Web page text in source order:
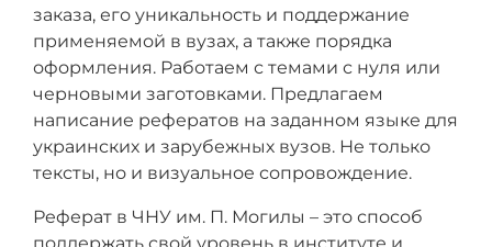
заказа, его уникальность и поддержание
применяемой в вузах, а также порядка
оформления. Работаем с темами с нуля или
черновыми заготовками. Предлагаем
написание рефератов на заданном языке для
украинских и зарубежных вузов. Не только
тексты, но и визуальное сопровождение.
Реферат в ЧНУ им. П. Могилы – это способ